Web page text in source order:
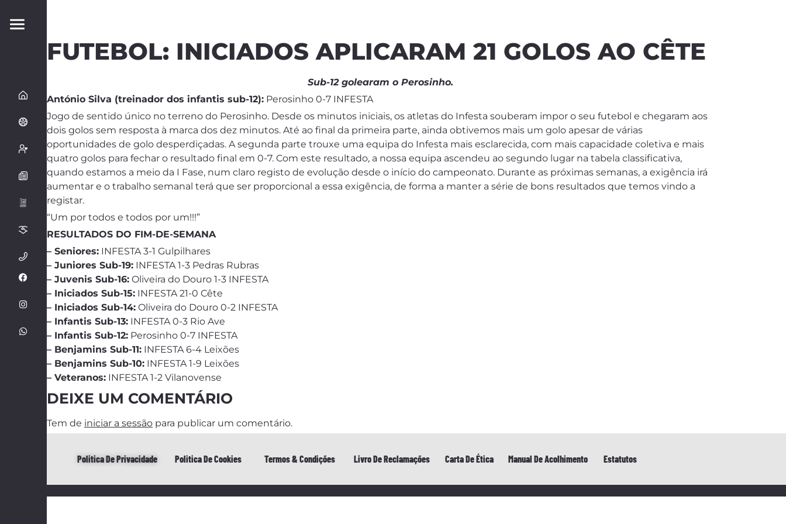
FUTEBOL: INICIADOS APLICARAM 21 GOLOS AO CÊTE
Sub-12 golearam o Perosinho.
António Silva (treinador dos infantis sub-12): Perosinho 0-7 INFESTA
Jogo de sentido único no terreno do Perosinho. Desde os minutos iniciais, os atletas do Infesta souberam impor o seu futebol e chegaram aos
dois golos sem resposta à marca dos dez minutos. Até ao final da primeira parte, ainda obtivemos mais um golo apesar de várias
oportunidades de golo desperdiçadas. A segunda parte trouxe uma equipa do Infesta mais esclarecida, com mais capacidade coletiva e mais
quatro golos para fechar o resultado final em 0-7. Com este resultado, a nossa equipa ascendeu ao segundo lugar na tabela classificativa,
quando estamos a meio da I Fase, num claro registo de evolução desde o início do campeonato. Durante as próximas semanas, a exigência irá
aumentar e o trabalho semanal terá que ser proporcional a essa exigência, de forma a manter a série de bons resultados que temos vindo a
registar.
“Um por todos e todos por um!!!”
RESULTADOS DO FIM-DE-SEMANA
– Seniores: INFESTA 3-1 Gulpilhares
– Juniores Sub-19: INFESTA 1-3 Pedras Rubras
– Juvenis Sub-16: Oliveira do Douro 1-3 INFESTA
– Iniciados Sub-15: INFESTA 21-0 Cête
– Iniciados Sub-14: Oliveira do Douro 0-2 INFESTA
– Infantis Sub-13: INFESTA 0-3 Rio Ave
– Infantis Sub-12: Perosinho 0-7 INFESTA
– Benjamins Sub-11: INFESTA 6-4 Leixões
– Benjamins Sub-10: INFESTA 1-9 Leixões
– Veteranos: INFESTA 1-2 Vilanovense
DEIXE UM COMENTÁRIO
Tem de iniciar a sessão para publicar um comentário.
Politica De Privacidade Politica De Cookies Termos & Condições Livro De Reclamações Carta De Ética Manual De Acolhimento Estatutos